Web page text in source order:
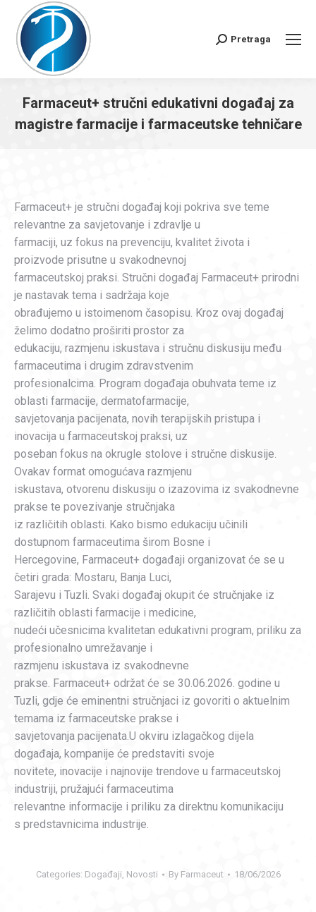
Search:
Pretraga
Farmaceut+ stručni edukativni događaj za
magistre farmacije i farmaceutske tehničare
Farmaceut+ je stručni događaj koji pokriva sve teme
relevantne za savjetovanje i zdravlje u
farmaciji, uz fokus na prevenciju, kvalitet života i
proizvode prisutne u svakodnevnoj
farmaceutskoj praksi. Stručni događaj Farmaceut+ prirodni
je nastavak tema i sadržaja koje
obrađujemo u istoimenom časopisu. Kroz ovaj događaj
želimo dodatno proširiti prostor za
edukaciju, razmjenu iskustava i stručnu diskusiju među
farmaceutima i drugim zdravstvenim
profesionalcima. Program događaja obuhvata teme iz
oblasti farmacije, dermatofarmacije,
savjetovanja pacijenata, novih terapijskih pristupa i
inovacija u farmaceutskoj praksi, uz
poseban fokus na okrugle stolove i stručne diskusije.
Ovakav format omogućava razmjenu
iskustava, otvorenu diskusiju o izazovima iz svakodnevne
prakse te povezivanje stručnjaka
iz različitih oblasti. Kako bismo edukaciju učinili
dostupnom farmaceutima širom Bosne i
Hercegovine, Farmaceut+ događaji organizovat će se u
četiri grada: Mostaru, Banja Luci,
Sarajevu i Tuzli. Svaki događaj okupit će stručnjake iz
različitih oblasti farmacije i medicine,
nudeći učesnicima kvalitetan edukativni program, priliku za
profesionalno umrežavanje i
razmjenu iskustava iz svakodnevne
prakse. Farmaceut+ održat će se 30.06.2026. godine u
Tuzli, gdje će eminentni stručnjaci iz govoriti o aktuelnim
temama iz farmaceutske prakse i
savjetovanja pacijenata.U okviru izlagačkog dijela
događaja, kompanije će predstaviti svoje
novitete, inovacije i najnovije trendove u farmaceutskoj
industriji, pružajući farmaceutima
relevantne informacije i priliku za direktnu komunikaciju
s predstavnicima industrije.
Categories: Događaji, Novosti By Farmaceut 18/06/2026